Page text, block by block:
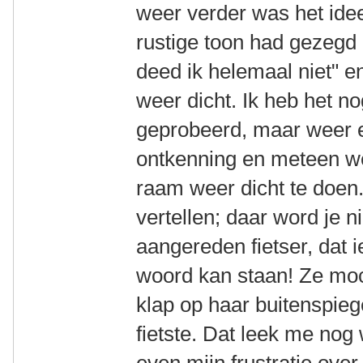
weer verder was het
rustige toon had
deed ik helemaal niet"
weer dicht. Ik heb het
geprobeerd, maar weer
ontkenning en meteen
raam weer dicht te
vertellen; daar word je
aangereden fietser, dat
woord kan staan! Ze
klap op haar
fietste. Dat leek me